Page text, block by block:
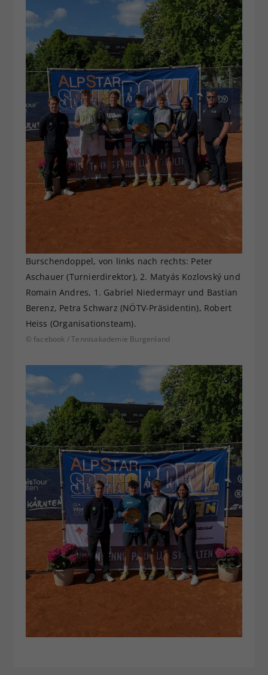
Burschendoppel, von links nach rechts: Peter
Aschauer (Turnierdirektor), 2. Matyás Kozlovský und
Romain Andres, 1. Gabriel Niedermayr und Bastian
Berenz, Petra Schwarz (NÖTV-Präsidentin), Robert
Heiss (Organisationsteam).
© facebook / Tennisakademie Burgenland